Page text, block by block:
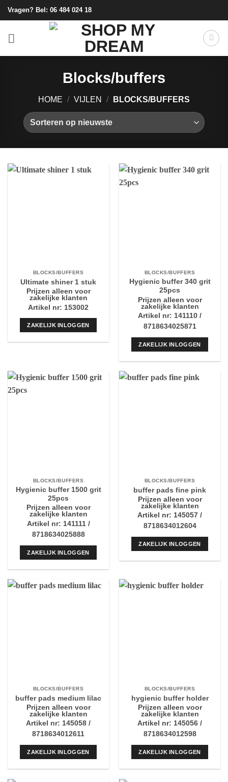
Ga
naar
Vragen? Bel: 06 484 024 18
Blocks/buffers
HOME / VIJLEN / BLOCKS/BUFFERS
BLOCKS/BUFFERS
Ultimate shiner 1 stuk
Prijzen alleen voor
zakelijke klanten
Artikel nr: 153002
ZAKELIJK INLOGGEN
BLOCKS/BUFFERS
Hygienic buffer 340 grit
25pcs
Prijzen alleen voor
zakelijke klanten
Artikel nr: 141110 /
8718634025871
ZAKELIJK INLOGGEN
BLOCKS/BUFFERS
Hygienic buffer 1500 grit
25pcs
Prijzen alleen voor
zakelijke klanten
Artikel nr: 141111 /
8718634025888
ZAKELIJK INLOGGEN
BLOCKS/BUFFERS
buffer pads fine pink
Prijzen alleen voor
zakelijke klanten
Artikel nr: 145057 /
8718634012604
ZAKELIJK INLOGGEN
BLOCKS/BUFFERS
buffer pads medium lilac
Prijzen alleen voor
zakelijke klanten
Artikel nr: 145058 /
8718634012611
ZAKELIJK INLOGGEN
BLOCKS/BUFFERS
hygienic buffer holder
Prijzen alleen voor
zakelijke klanten
Artikel nr: 145056 /
8718634012598
ZAKELIJK INLOGGEN